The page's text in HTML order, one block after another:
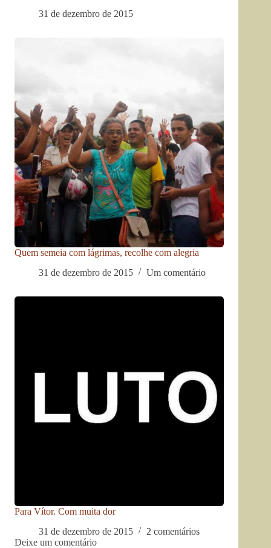
31 de dezembro de 2015
Quem semeia com lágrimas, recolhe com alegria
31 de dezembro de 2015
Um comentário
Para Vítor. Com muita dor
31 de dezembro de 2015
2 comentários
Deixe um comentário